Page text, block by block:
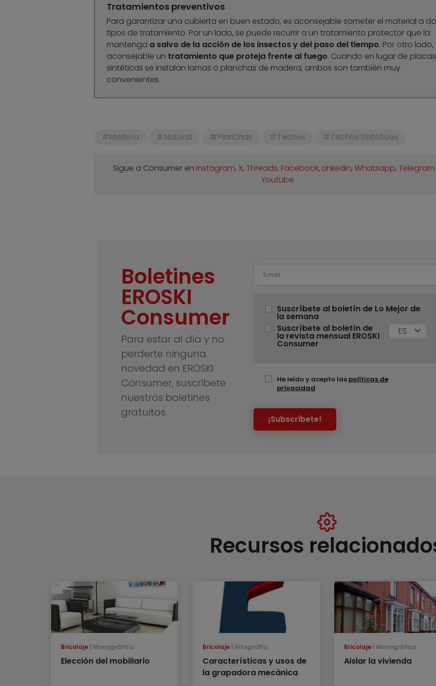
Tratamientos preventivos
Para garantizar una cubierta en buen estado, es aconsejable someter el material a
tipos de tratamiento. Por un lado, se puede recurrir a un tratamiento protector que la
mantenga a salvo de la acción de los insectos y del paso del tiempo. Por otro lado,
aconsejable un tratamiento que proteja frente al fuego. Cuando en lugar de placas
sintéticas se instalan lamas o planchas de madera, ambos son también muy
convenientes.
Madera Natural Planchas Techos Techos Sintéticos
Sigue a Consumer en Instagram, X,Threads, Facebook, Linkedin,Whatsapp,Telegram
Youtube
Boletines
EROSKI
Consumer
Para estar al día y no
perderte ninguna
novedad en EROSKI
Consumer, suscríbete
nuestros boletines
gratuitos.
Suscríbete al boletín de Lo Mejor de
la semana
Suscríbete al boletín de
la revista mensual EROSKI
Consumer
ES
He leído y acepto las políticas de
privacidad
¡Subscríbete!
Recursos
Bricolaje Monográfico
Elección del mobiliario
Bricolaje Infografía
Características y usos de
la grapadora mecánica
Bricolaje Monográfico
Aislar la vivienda